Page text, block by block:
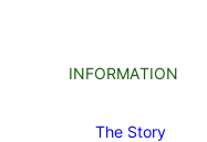
INFORMATION
The Story